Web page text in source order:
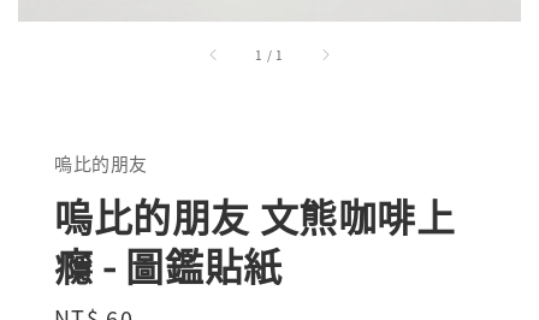
1 / 1
嗚比的朋友
嗚比的朋友 文熊咖啡上
癮 - 圖鑑貼紙